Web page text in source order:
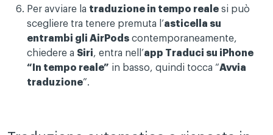
Per avviare la traduzione in tempo reale si può
scegliere tra tenere premuta l’asticella su
entrambi gli AirPods contemporaneamente,
chiedere a Siri, entra nell’app Traduci su iPhone
“In tempo reale” in basso, quindi tocca “Avvia
traduzione”.